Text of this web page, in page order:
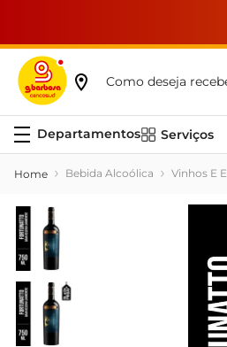
Como deseja
Serviços
Bebida Alcoólica Vinhos E